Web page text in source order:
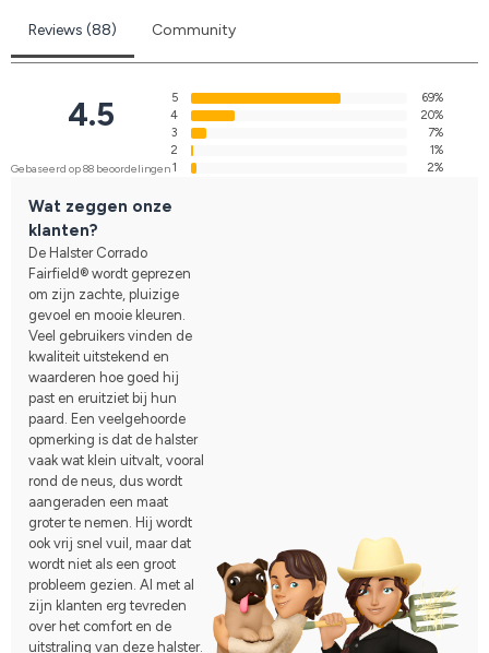
Reviews (88) Community
4.5
Gebaseerd op 88 beoordelingen
5
69%
4
20%
3
7%
2
1%
1
2%
Wat zeggen onze
klanten?
De Halster Corrado
Fairfield® wordt geprezen
om zijn zachte, pluizige
gevoel en mooie kleuren.
Veel gebruikers vinden de
kwaliteit uitstekend en
waarderen hoe goed hij
past en eruitziet bij hun
paard. Een veelgehoorde
opmerking is dat de halster
vaak wat klein uitvalt, vooral
rond de neus, dus wordt
aangeraden een maat
groter te nemen. Hij wordt
ook vrij snel vuil, maar dat
wordt niet als een groot
probleem gezien. Al met al
zijn klanten erg tevreden
over het comfort en de
uitstraling van deze halster.